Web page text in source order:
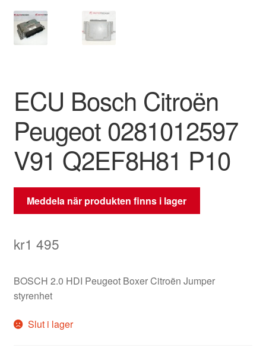
Reklamationsprocedur
Transport
Världsomspännande frakt
Villkor
ECU Bosch Citroën
Peugeot 0281012597
V91 Q2EF8H81 P10
Meddela när produkten finns i lager
kr1 495
BOSCH 2.0 HDI Peugeot Boxer Citroën Jumper
styrenhet
Slut i lager